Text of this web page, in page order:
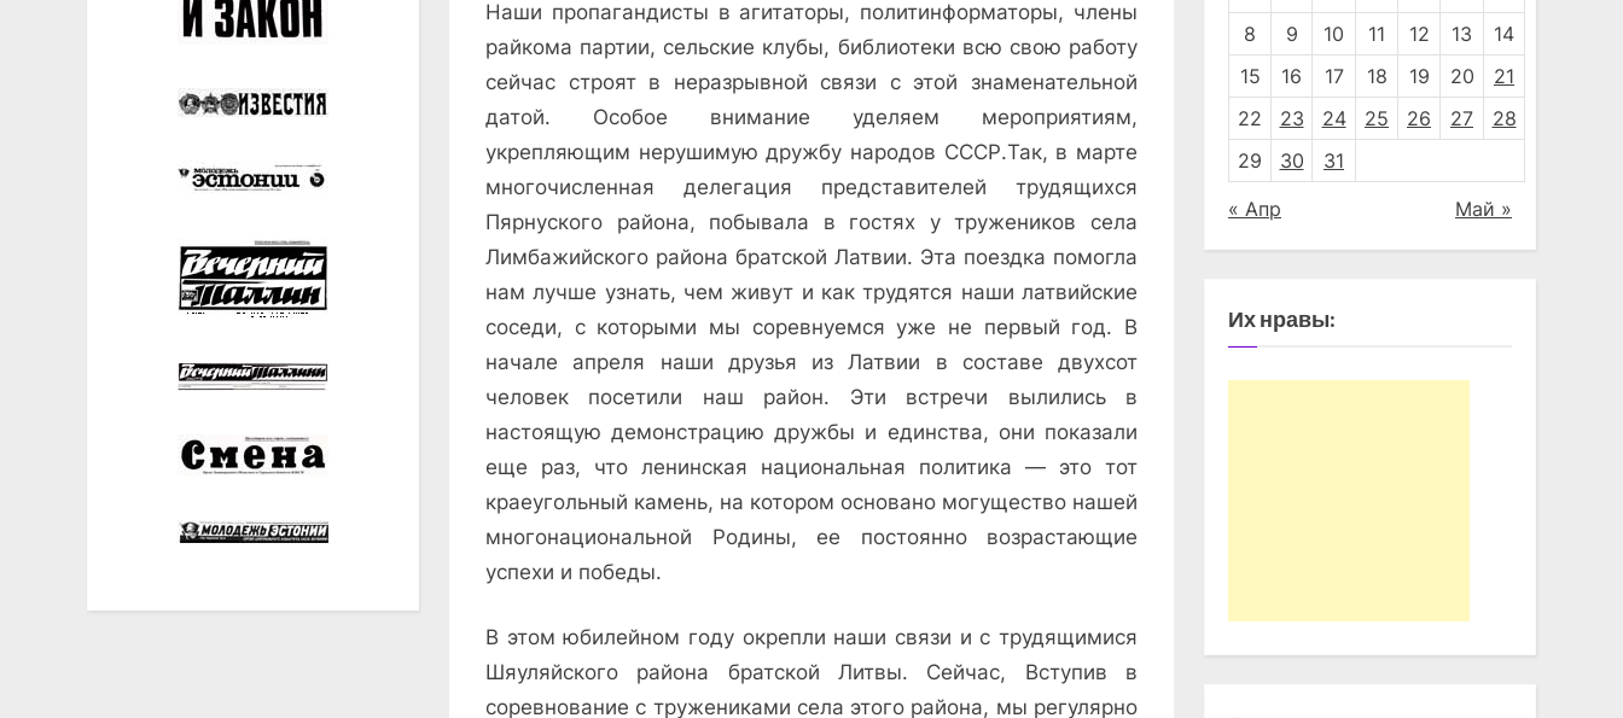
Наши пропагандисты в агитаторы, политинформаторы, члены
райкома партии, сельские клубы, библиотеки всю свою работу
сейчас строят в неразрывной связи с этой знаменательной
датой. Особое внимание уделяем мероприятиям,
укрепляющим нерушимую дружбу народов СССР.Так, в марте
многочисленная делегация представителей трудящихся
Пярнуского района, побывала в гостях у тружеников села
Лимбажийского района братской Латвии. Эта поездка помогла
нам лучше узнать, чем живут и как трудятся наши латвийские
соседи, с которыми мы соревнуемся уже не первый год. В
начале апреля наши друзья из Латвии в составе двухсот
человек посетили наш район. Эти встречи вылились в
настоящую демонстрацию дружбы и единства, они показали
еще раз, что ленинская национальная политика — это тот
краеугольный камень, на котором основано могущество нашей
многонациональной Родины, ее постоянно возрастающие
успехи и победы.
В этом юбилейном году окрепли наши связи и с трудящимися
Шяуляйского района братской Литвы. Сейчас, Вступив в
соревнование с тружениками села этого района, мы регулярно
8
9 10 11 12 13
14
15
16 17 18 19 20
21
22
23 24 25 26 27
28
29
30 31
« Апр Май »
Их нравы: